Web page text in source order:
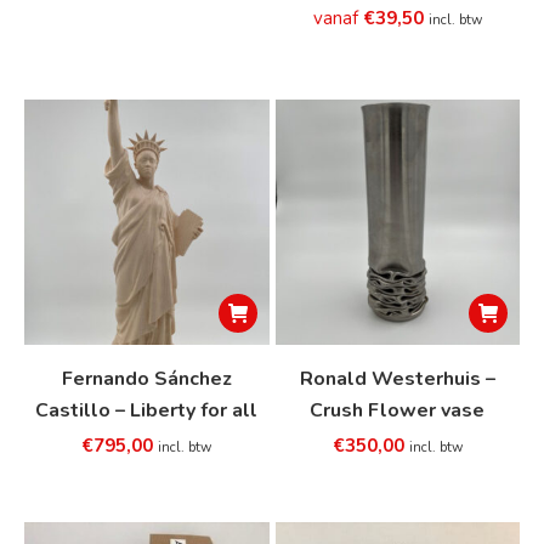
gekozen
productpagina
Deze
gekozen
€39,50 incl. btw
Fernando Sánchez
Castillo – Liberty for all
€795,00 incl. btw
Ronald Westerhuis –
Crush Flower vase
€350,00 incl. btw